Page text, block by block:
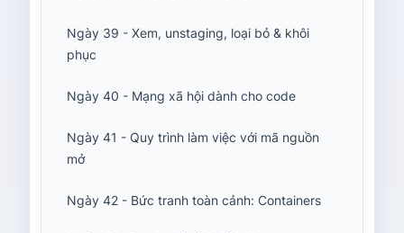
Ngày 39 - Xem, unstaging, loại bỏ & khôi
phục
Ngày 40 - Mạng xã hội dành cho code
Ngày 41 - Quy trình làm việc với mã nguồn
mở
Ngày 42 - Bức tranh toàn cảnh: Containers